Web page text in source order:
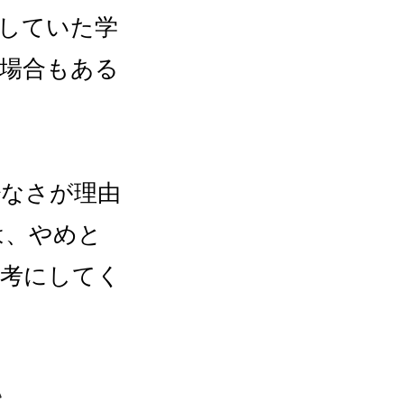
ていた学
合もある
さが理由
やめと
にしてく